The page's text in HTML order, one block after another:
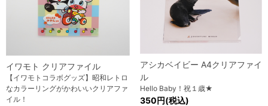
イワモト クリアファイル
【イワモトコラボグッズ】昭和レトロ
なカラーリングがかわいいクリアファ
イル！
アシカベイビー A4クリアファイ
ル
Hello Baby！祝１歳★
350円(税込)